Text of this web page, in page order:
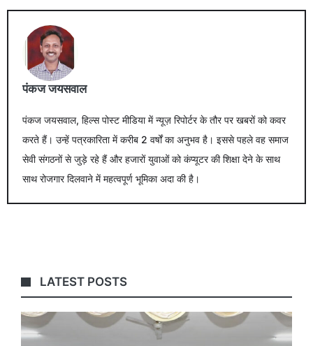
पंकज जयसवाल
पंकज जयसवाल, हिल्स पोस्ट मीडिया में न्यूज़ रिपोर्टर के तौर पर खबरों को कवर
करते हैं। उन्हें पत्रकारिता में करीब 2 वर्षों का अनुभव है। इससे पहले वह समाज
सेवी संगठनों से जुड़े रहे हैं और हजारों युवाओं को कंप्यूटर की शिक्षा देने के साथ
साथ रोजगार दिलवाने में महत्वपूर्ण भूमिका अदा की है।
LATEST POSTS